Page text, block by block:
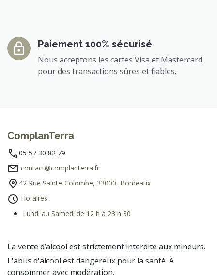
Paiement 100% sécurisé
Nous acceptons les cartes Visa et Mastercard
pour des transactions sûres et fiables.
ComplanTerra
05 57 30 82 79
contact@complanterra.fr
42 Rue Sainte-Colombe, 33000, Bordeaux
Horaires :
Lundi au Samedi de 12 h à 23 h 30
La vente d’alcool est strictement interdite aux mineurs.
L'abus d'alcool est dangereux pour la santé. À
consommer avec modération.